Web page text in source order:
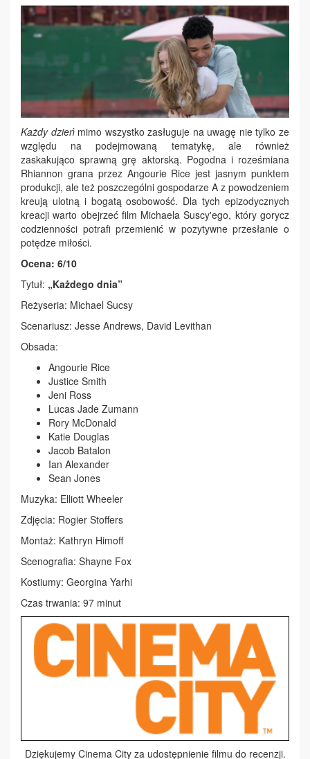
Każdy dzieńmimo wszystko zasługuje na uwagę nie tylko ze
względu na podejmowaną tematykę, ale również
zaskakująco sprawną grę aktorską. Pogodna i roześmiana
Rhiannon grana przez Angourie Rice jest jasnym punktem
produkcji, ale też poszczególni gospodarze A z powodzeniem
kreują ulotną i bogatą osobowość. Dla tych epizodycznych
kreacji warto obejrzeć film Michaela Suscy'ego, który gorycz
codzienności potrafi przemienić w pozytywne przesłanie o
potędze miłości.
Ocena: 6/10
Tytuł: „Każdego dnia”
Reżyseria: Michael Sucsy
Scenariusz: Jesse Andrews, David Levithan
Obsada:
Angourie Rice
Justice Smith
Jeni Ross
Lucas Jade Zumann
Rory McDonald
Katie Douglas
Jacob Batalon
Ian Alexander
Sean Jones
Muzyka: Elliott Wheeler
Zdjęcia: Rogier Stoffers
Montaż: Kathryn Himoff
Scenografia: Shayne Fox
Kostiumy: Georgina Yarhi
Czas trwania: 97 minut
Dziękujemy Cinema City za udostępnienie filmu do recenzji.